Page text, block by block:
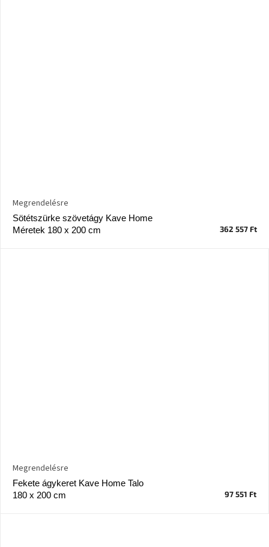
Sötétszürke szövetágy Kave Home
Méretek 180 x 200 cm
Megrendelésre
362 557 Ft
Fekete ágykeret Kave Home Talo
180 x 200 cm
Megrendelésre
97 551 Ft